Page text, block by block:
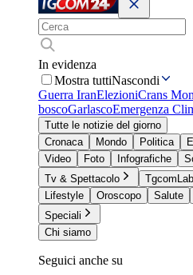
In evidenza
Mostra tuttiNascondi
Guerra IranElezioniCrans
boscoGarlascoEmergenza
Tutte le notizie del giorno
Cronaca
Mondo Politica
Video
Foto Infografiche
Tv & Spettacolo
TgcomLab
Lifestyle
Oroscopo Salute
Speciali
Chi siamo
Seguici anche su